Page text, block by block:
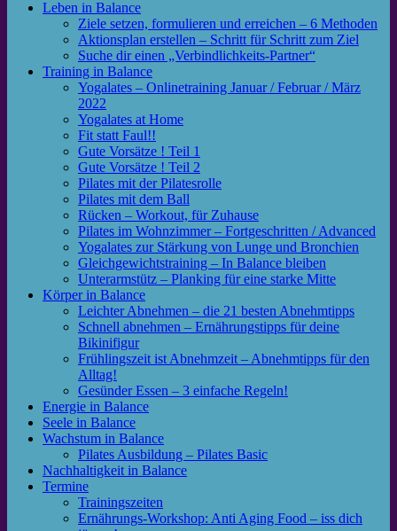
Leben in Balance
Ziele setzen, formulieren und erreichen – 6 Methoden
Aktionsplan erstellen – Schritt für Schritt zum Ziel
Suche dir einen „Verbindlichkeits-Partner“
Training in Balance
Yogalates – Onlinetraining Januar / Februar / März
2022
Yogalates at Home
Fit statt Faul!!
Gute Vorsätze ! Teil 1
Gute Vorsätze ! Teil 2
Pilates mit der Pilatesrolle
Pilates mit dem Ball
Rücken – Workout, für Zuhause
Pilates im Wohnzimmer – Fortgeschritten / Advanced
Yogalates zur Stärkung von Lunge und Bronchien
Gleichgewichtstraining – In Balance bleiben
Unterarmstütz – Planking für eine starke Mitte
Körper in Balance
Leichter Abnehmen – die 21 besten Abnehmtipps
Schnell abnehmen – Ernährungstipps für deine
Bikinifigur
Frühlingszeit ist Abnehmzeit – Abnehmtipps für den
Alltag!
Gesünder Essen – 3 einfache Regeln!
Energie in Balance
Seele in Balance
Wachstum in Balance
Pilates Ausbildung – Pilates Basic
Nachhaltigkeit in Balance
Termine
Trainingszeiten
Ernährungs-Workshop: Anti Aging Food – iss dich